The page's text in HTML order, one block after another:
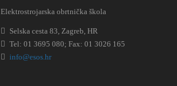
Elektrostrojarska obrtnička škola
Selska cesta 83, Zagreb, HR
Tel: 01 3695 080; Fax: 01 3026 165
info@esos.hr